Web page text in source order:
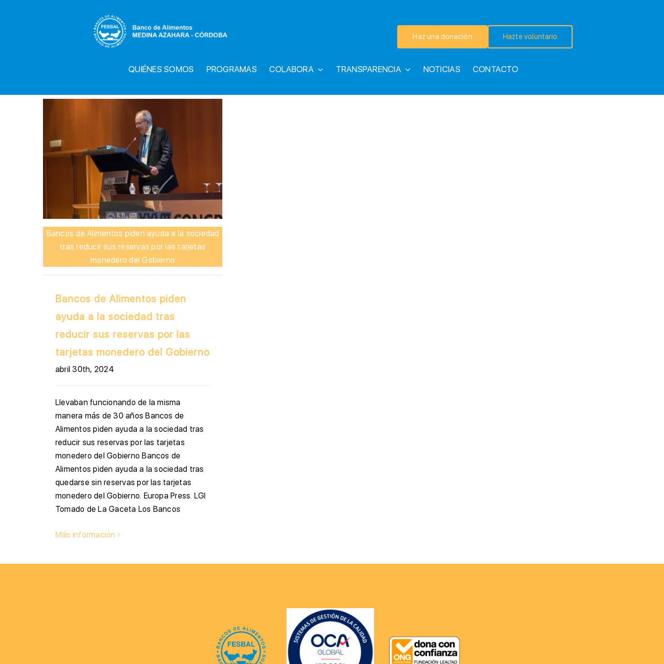
Haz una donación Hazte voluntario
QUIÉNES SOMOS PROGRAMAS COLABORA TRANSPARENCIA NOTICIAS CONTACTO
Bancos de Alimentos piden ayuda a la sociedad
tras reducir sus reservas por las tarjetas
monedero del Gobierno
Bancos de Alimentos piden
ayuda a la sociedad tras
reducir sus reservas por las
tarjetas monedero del Gobierno
abril 30th, 2024
Llevaban funcionando de la misma
manera más de 30 años Bancos de
Alimentos piden ayuda a la sociedad tras
reducir sus reservas por las tarjetas
monedero del Gobierno Bancos de
Alimentos piden ayuda a la sociedad tras
quedarse sin reservas por las tarjetas
monedero del Gobierno. Europa Press. LGI
Tomado de La Gaceta Los Bancos
Más información